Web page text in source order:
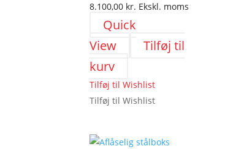
varesiden
8.100,00 kr. Ekskl. moms
Quick
View
Tilføj til
kurv
Tilføj til Wishlist
Tilføj til Wishlist